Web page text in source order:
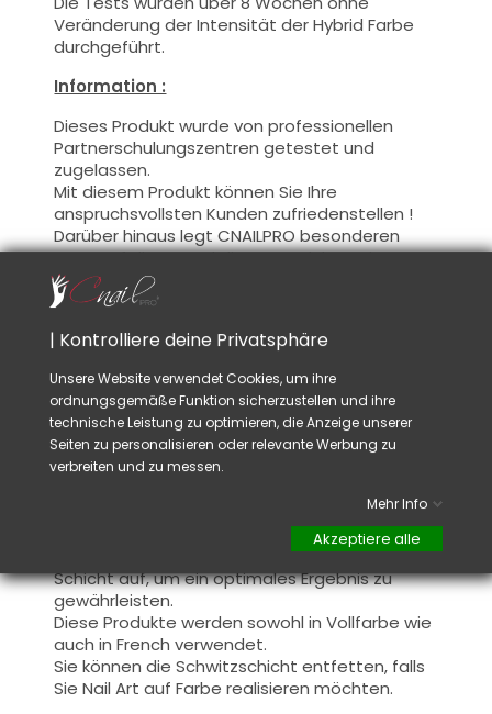
Veränderung der Intensität der Hybrid Farbe
durchgeführt.
Information :
Dieses Produkt wurde von professionellen
Partnerschulungszentren getestet und
zugelassen.
Mit diesem Produkt können Sie Ihre
anspruchsvollsten Kunden zufriedenstellen !
Darüber hinaus legt CNAILPRO besonderen
Wert auf die Formel dieser Produkte, wir
befolgen die geltenden Vorschriften und
garantieren die Gültigkeit unserer Produkte.
gewährleistet werden.
Benutzung :
Diese Farbe mit dem Pinsel, auf dünner Weise,
auf die Basis auftragen (es ist nicht
notwendig, die Schwitzschicht zu entfetten)
aufgetragen, schließen Sie die freie Kante zur
ersten Schicht und tragen Sie die zweite
Schicht auf, um ein optimales Ergebnis zu
gewährleisten.
Diese Produkte werdensowohl in Vollfarbe wie
auchin French verwendet.
Sie können dieSchwitzschicht entfetten, falls
Sie Nail Art auf Farbe realisieren möchten.
| Kontrolliere deine Privatsphäre
Unsere Website verwendet Cookies, um ihre
ordnungsgemäße Funktion sicherzustellen und ihre
technische Leistung zu optimieren, die Anzeige unserer
Seiten zu personalisieren oder relevante Werbung zu
verbreiten und zu messen.
Mehr Info
Akzeptiere alle